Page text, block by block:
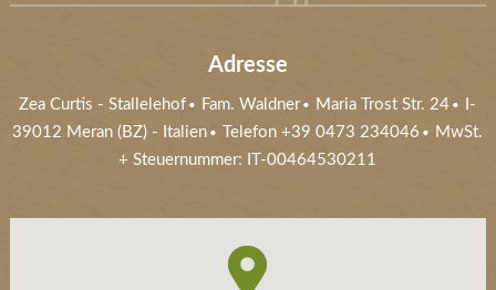
Adresse
Zea Curtis -Stallelehof Fam. Waldner Maria Trost Str. 24
I-
39012 Meran (BZ) - Italien Telefon +39 0473 234046
MwSt.
+ Steuernummer: IT-00464530211